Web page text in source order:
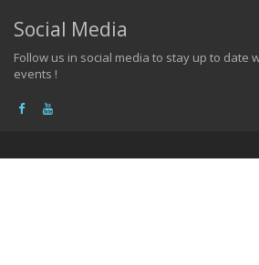
Social Media
Follow us in social media to stay up to date
events !